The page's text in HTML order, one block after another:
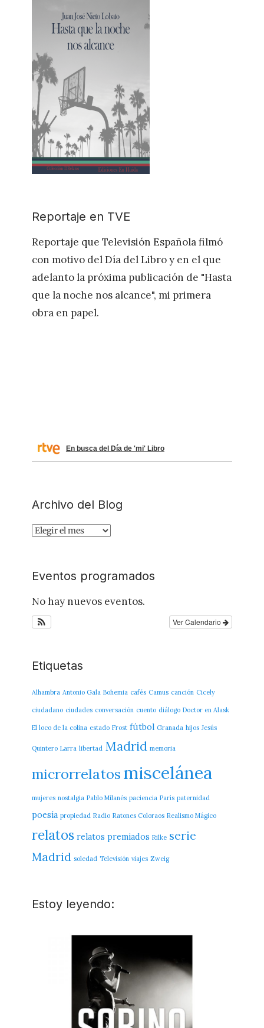
Reportaje en TVE
Reportaje que Televisión Española filmó
con motivo del Día del Libro y en el que
adelanto la próxima publicación de "Hasta
que la noche nos alcance", mi primera
obra en papel.
En busca del Día de 'mi' Libro
Archivo del Blog
Archivo
Eventos programados
No hay nuevos eventos.
Ver Calendario
Etiquetas
Alhambra Antonio Gala Bohemia cafés Camus canción Cicely
ciudadano ciudades conversación cuento diálogo Doctor en Alask
El loco de la colina estado Frost fútbol Granada hijos Jesús
Quintero Larra libertad Madrid memoria
microrrelatos miscelánea
mujeres nostalgia Pablo Milanés paciencia París paternidad
poesía propiedad Radio Ratones Coloraos Realismo Mágico
relatos relatos premiados Rilke serie
Madrid soledad Televisión viajes Zweig
Estoy leyendo: